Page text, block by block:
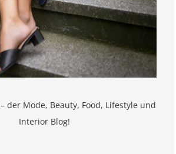
– der Mode, Beauty, Food, Lifestyle und
Interior Blog!